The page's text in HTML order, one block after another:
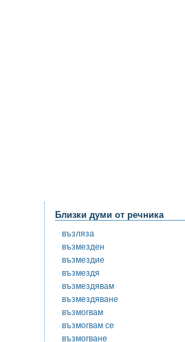
Близки думи от речника
възляза
възмезден
възмездие
възмездя
възмездявам
възмездяване
възмогвам
възмогвам се
възмогване